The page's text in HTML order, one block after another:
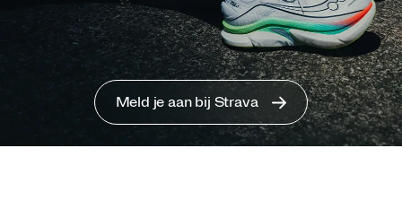
Meld je aan bij Strava